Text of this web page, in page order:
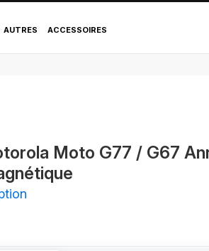
AUTRES ACCESSOIRES
Moto G77 / G67